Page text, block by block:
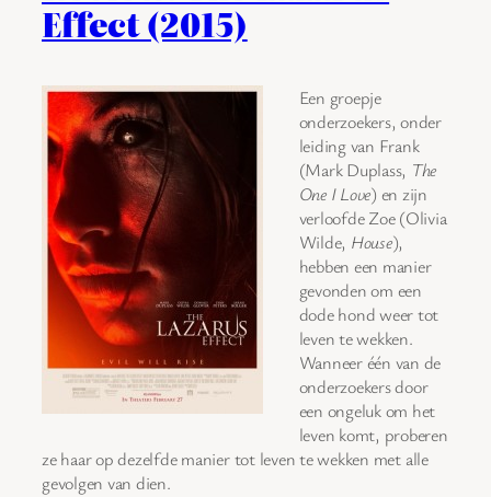
Effect (2015)
Een groepje
onderzoekers, onder
leiding van Frank
(Mark Duplass, The
One I Love) en zijn
verloofde Zoe (Olivia
Wilde, House),
hebben een manier
gevonden om een
dode hond weer tot
leven te wekken.
Wanneer één van de
onderzoekers door
een ongeluk om het
leven komt, proberen
ze haar op dezelfde manier tot leven te wekken met alle
gevolgen van dien.